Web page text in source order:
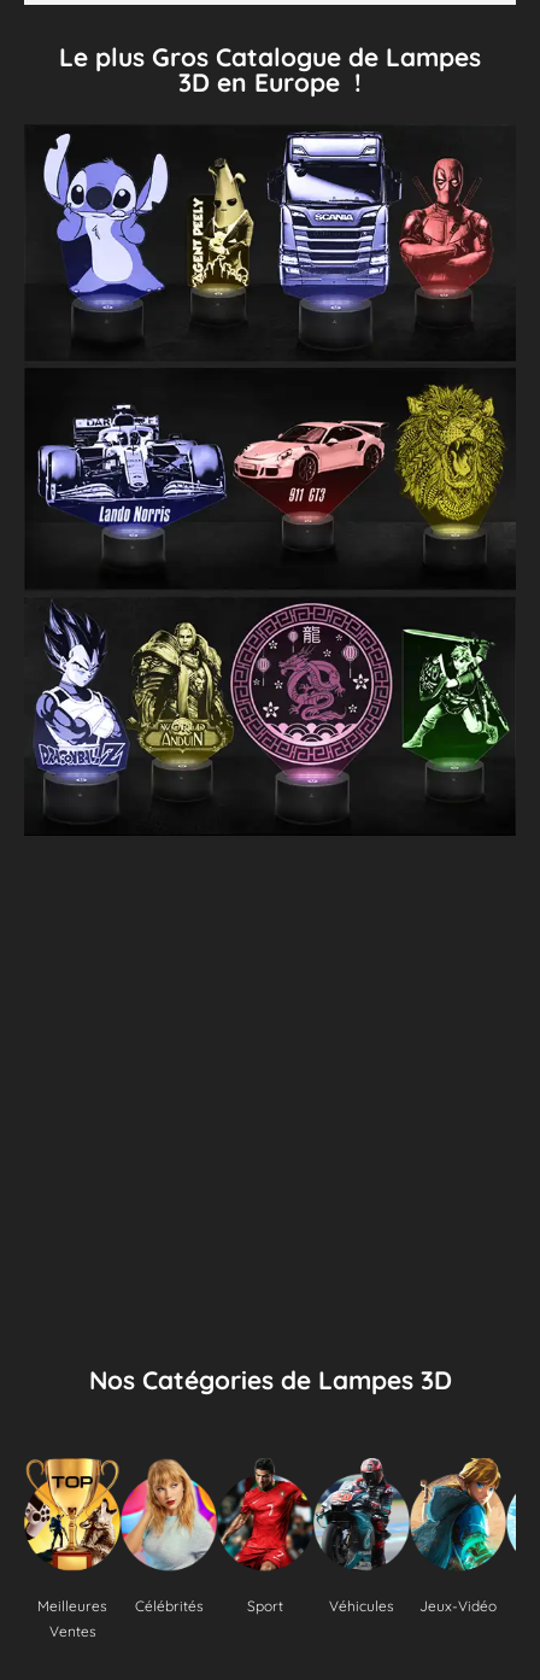
Le plus Gros Catalogue de Lampes
3D en Europe !
Nos Catégories de Lampes 3D
Meilleures
Ventes
Célébrités Sport Véhicules Jeux-Vidéo